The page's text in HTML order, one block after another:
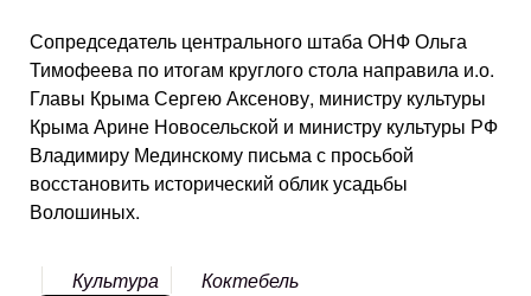
Сопредседатель центрального штаба ОНФ Ольга
Тимофеева по итогам круглого стола направила и.о.
Главы Крыма Сергею Аксенову, министру культуры
Крыма Арине Новосельской и министру культуры РФ
Владимиру Мединскому письма с просьбой
восстановить исторический облик усадьбы
Волошиных.
Культура Коктебель